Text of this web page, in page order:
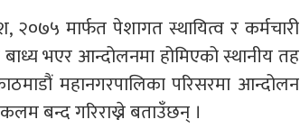
मार्फत पेशागत स्थायित्व र कर्मचारी
भएर आन्दोलनमा होमिएको स्थानीय तह
महानगरपालिका परिसरमा आन्दोलन
बन्द गरिराख्ने बताउँछन् ।